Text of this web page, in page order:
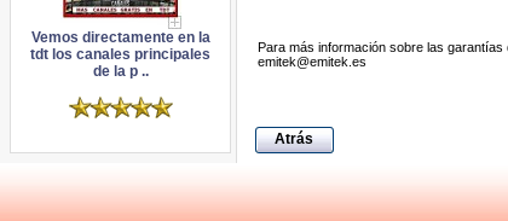
Vemos directamente en la
tdt los canales principales
de la p ..
Para más información sobre las garantías
emitek@emitek.es
Atrás